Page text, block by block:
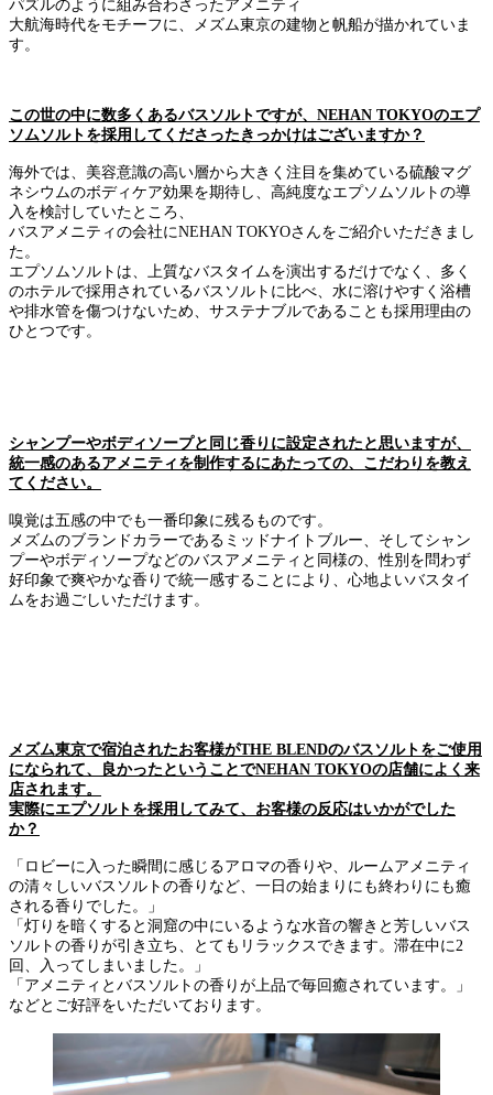
パズルのように組み合わさったアメニティ
大航海時代をモチーフに、メズム東京の建物と帆船が描かれていま
す。
この世の中に数多くあるバスソルトですが、NEHAN TOKYOのエプ
ソムソルトを採用してくださったきっかけはございますか？
海外では、美容意識の高い層から大きく注目を集めている硫酸マグ
ネシウムのボディケア効果を期待し、高純度なエプソムソルトの導
入を検討していたところ、
バスアメニティの会社にNEHAN TOKYOさんをご紹介いただきまし
た。
エプソムソルトは、上質なバスタイムを演出するだけでなく、多く
のホテルで採用されているバスソルトに比べ、水に溶けやすく浴槽
や排水管を傷つけないため、サステナブルであることも採用理由の
ひとつです。
シャンプーやボディソープと同じ香りに設定されたと思いますが、
統一感のあるアメニティを制作するにあたっての、こだわりを教え
てください。
嗅覚は五感の中でも一番印象に残るものです。
メズムのブランドカラーであるミッドナイトブルー、そしてシャン
プーやボディソープなどのバスアメニティと同様の、性別を問わず
好印象で爽やかな香りで統一感することにより、心地よいバスタイ
ムをお過ごしいただけます。
メズム東京で宿泊されたお客様がTHE BLENDのバスソルトをご使用
になられて、良かったということでNEHAN TOKYOの店舗によく来
店されます。
実際にエプソルトを採用してみて、お客様の反応はいかがでした
か？
「ロビーに入った瞬間に感じるアロマの香りや、ルームアメニティ
の清々しいバスソルトの香りなど、一日の始まりにも終わりにも癒
される香りでした。」
「灯りを暗くすると洞窟の中にいるような水音の響きと芳しいバス
ソルトの香りが引き立ち、とてもリラックスできます。滞在中に2
回、入ってしまいました。」
「アメニティとバスソルトの香りが上品で毎回癒されています。」
などとご好評をいただいております。